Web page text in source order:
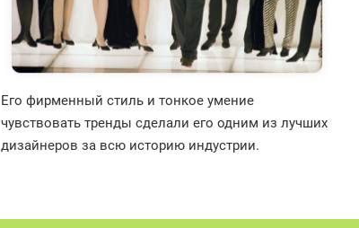
Его фирменный стиль и тонкое умение
чувствовать тренды сделали его одним из лучших
дизайнеров за всю историю индустрии.